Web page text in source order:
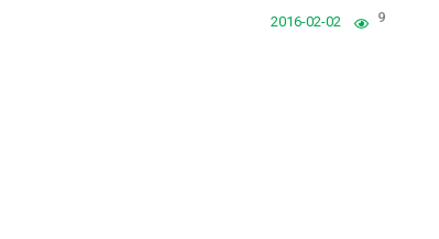
2016-02-02 9